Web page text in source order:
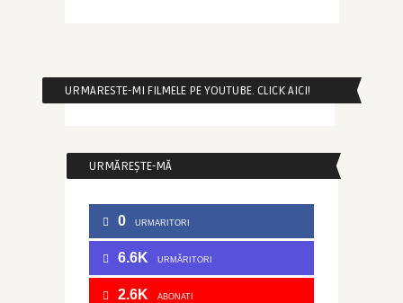
URMARESTE-MI FILMELE PE YOUTUBE. CLICK AICI!
URMĂREȘTE-MĂ
0 URMARITORI
6.6K URMĂRITORI
2.6K ABONATI